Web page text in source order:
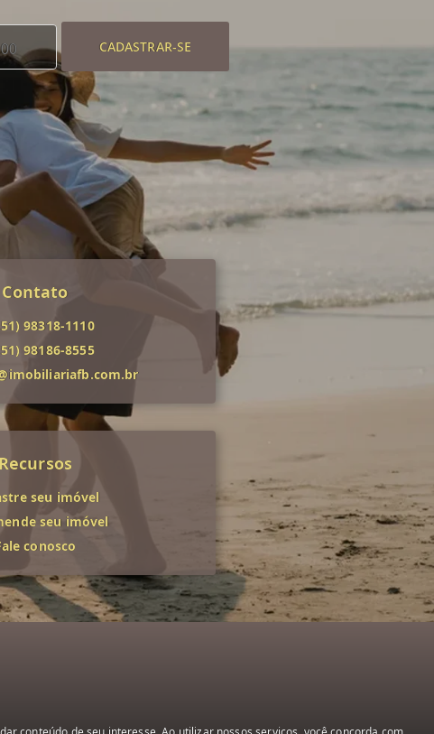
CADASTRAR-SE
Contato
98318-1110
98186-8555
Recursos
seu imóvel
seu imóvel
conosco